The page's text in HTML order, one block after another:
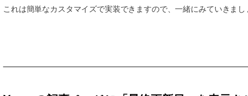
これは簡単なカスタマイズで実装できますので、一緒にみていきまし